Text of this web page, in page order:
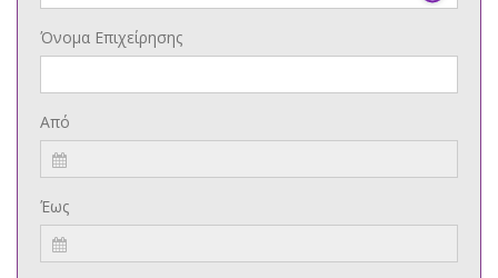
Όνομα Επιχείρησης
Από
Έως